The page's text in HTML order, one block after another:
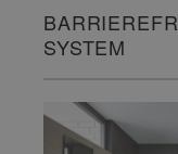
SYSTEM